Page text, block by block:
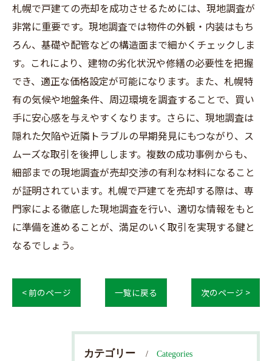
札幌で戸建ての売却を成功させるためには、現地調査が
非常に重要です。現地調査では物件の外観・内装はもち
ろん、基礎や配管などの構造面まで細かくチェックしま
す。これにより、建物の劣化状況や修繕の必要性を把握
でき、適正な価格設定が可能になります。また、札幌特
有の気候や地盤条件、周辺環境を調査することで、買い
手に安心感を与えやすくなります。さらに、現地調査は
隠れた欠陥や近隣トラブルの早期発見にもつながり、ス
ムーズな取引を後押しします。複数の成功事例からも、
細部までの現地調査が売却交渉の有利な材料になること
が証明されています。札幌で戸建てを売却する際は、専
門家による徹底した現地調査を行い、適切な情報をもと
に準備を進めることが、満足のいく取引を実現する鍵と
なるでしょう。
< 前のページ 一覧に戻る 次のページ >
カテゴリー Categories